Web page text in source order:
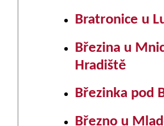
Bratronice u
Březina u
Hradiště
Březinka pod
Březno u